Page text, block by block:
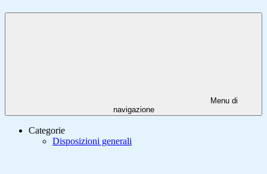
Menu di
navigazione
Categorie
Disposizioni generali